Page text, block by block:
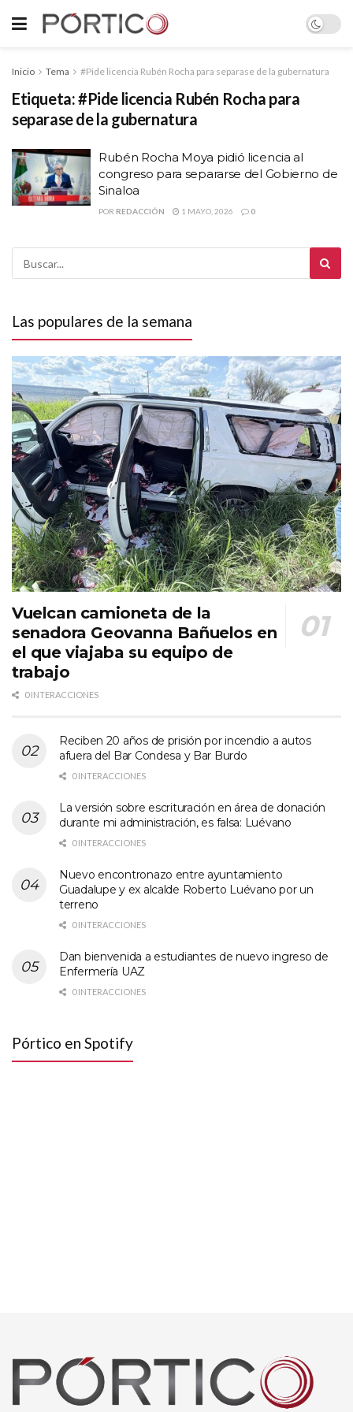
Inicio Tema #Pide licencia Rubén Rocha para separase de la gubernatura
Etiqueta:#Pide licencia Rubén Rocha para
separase de la gubernatura
Rubén Rocha Moya pidió licencia al
congreso para separarse del Gobierno de
Sinaloa
POR REDACCIÓN 1 MAYO, 2026 0
Las populares de la semana
Vuelcan camioneta de la
senadora Geovanna Bañuelos en
el que viajaba su equipo de
trabajo
0 INTERACCIONES
Reciben 20 años de prisión por incendio a autos
afuera del Bar Condesa y Bar Burdo
0 INTERACCIONES
La versión sobre escrituración en área de donación
durante mi administración, es falsa: Luévano
0 INTERACCIONES
Nuevo encontronazo entre ayuntamiento
Guadalupe y ex alcalde Roberto Luévano por un
terreno
0 INTERACCIONES
Dan bienvenida a estudiantes de nuevo ingreso de
Enfermería UAZ
0 INTERACCIONES
Pórtico en Spotify